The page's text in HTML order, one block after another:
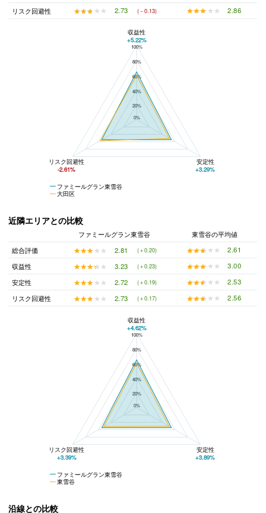
リスク回避性
★★★★★
★★★★★ 2.73 (－0.13) ★★★★★
★★★★★ 2.86
100%
80%
60%
40%
20%
0%
ファミールグラン東雪谷
大田区
収益性
+5.22%
リスク回避性
-2.61%
安定性
+3.29%
近隣エリアとの比較
ファミールグラン東雪谷
東雪谷の平均値
総合評価
★★★★★
★★★★★ 2.81 (＋0.20) ★★★★★
★★★★★
2.61
収益性
★★★★★
★★★★★ 3.23 (＋0.23) ★★★★★
★★★★★
3.00
安定性
★★★★★
★★★★★ 2.72 (＋0.19) ★★★★★
★★★★★
2.53
リスク回避性
★★★★★
★★★★★ 2.73 (＋0.17) ★★★★★
★★★★★ 2.56
ファミールグラン東雪谷と東雪谷の平均値の総合評価の比較
100%
80%
60%
40%
20%
0%
ファミールグラン東雪谷
東雪谷
収益性
+4.62%
リスク回避性
+3.39%
安定性
+3.89%
沿線との比較